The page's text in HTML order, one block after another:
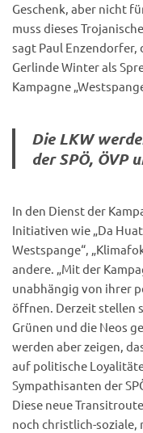
Geschenk, aber nicht
muss dieses
sagt Paul Enzendorfer,
Gerlinde Winter als
Kampagne
Die LKW
der SPÖ, ÖVP
In den Dienst der
Initiativen wie „Da
Westspange“,
andere. „Mit der
unabhängig von ihrer
öffnen. Derzeit stellen
Grünen und die Neos
werden aber zeigen,
auf politische
Sympathisanten der
Diese neue
noch christlich-